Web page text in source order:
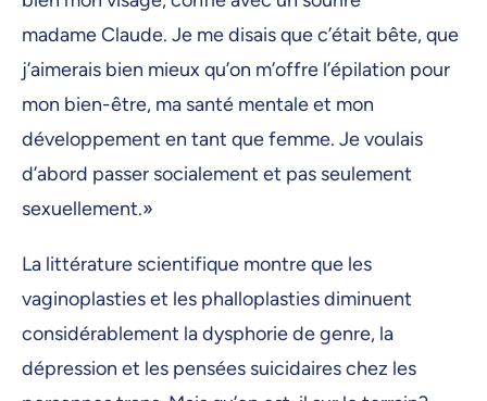
madame Claude. Je me disais que c’était bête, que
j’aimerais bien mieux qu’on m’offre l’épilation pour
mon bien-être, ma santé mentale et mon
développement en tant que femme. Je voulais
d’abord passer socialement et pas seulement
sexuellement.»
La littérature scientifique montre que les
vaginoplasties et les phalloplasties diminuent
considérablement la dysphorie de genre, la
dépression et les pensées suicidaires chez les